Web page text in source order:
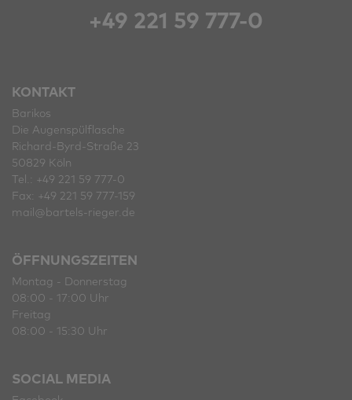
+49 221 59 777-0
KONTAKT
Barikos
Die Augenspülflasche
Richard-Byrd-Straße 23
50829 Köln
Tel.: +49 221 59 777-0
Fax: +49 221 59 777-159
mail@bartels-rieger.de
ÖFFNUNGSZEITEN
Montag - Donnerstag
08:00 - 17:00 Uhr
Freitag
08:00 - 15:30 Uhr
SOCIAL MEDIA